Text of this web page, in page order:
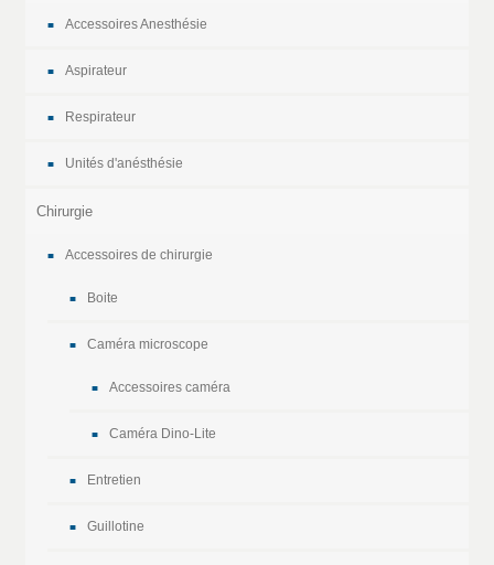
Accessoires Anesthésie
Aspirateur
Respirateur
Unités d'anésthésie
Chirurgie
Accessoires de chirurgie
Boite
Caméra microscope
Accessoires caméra
Caméra Dino-Lite
Entretien
Guillotine